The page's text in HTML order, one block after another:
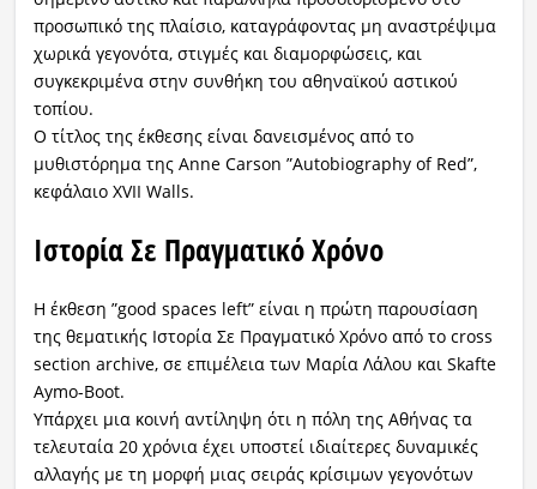
προσωπικό της πλαίσιο, καταγράφοντας μη αναστρέψιμα
χωρικά γεγονότα, στιγμές και διαμορφώσεις, και
συγκεκριμένα στην συνθήκη του αθηναϊκού αστικού
τοπίου.
Ο τίτλος της έκθεσης είναι δανεισμένος από το
μυθιστόρημα της Anne Carson ”Autobiography of Red”,
κεφάλαιο XVII Walls.
Ιστορία Σε Πραγματικό Χρόνο
Η έκθεση ”good spaces left” είναι η πρώτη παρουσίαση
της θεματικής Ιστορία Σε Πραγματικό Χρόνο από το cross
section archive, σε επιμέλεια των Μαρία Λάλου και Skafte
Aymo-Boot.
Υπάρχει μια κοινή αντίληψη ότι η πόλη της Αθήνας τα
τελευταία 20 χρόνια έχει υποστεί ιδιαίτερες δυναμικές
αλλαγής με τη μορφή μιας σειράς κρίσιμων γεγονότων